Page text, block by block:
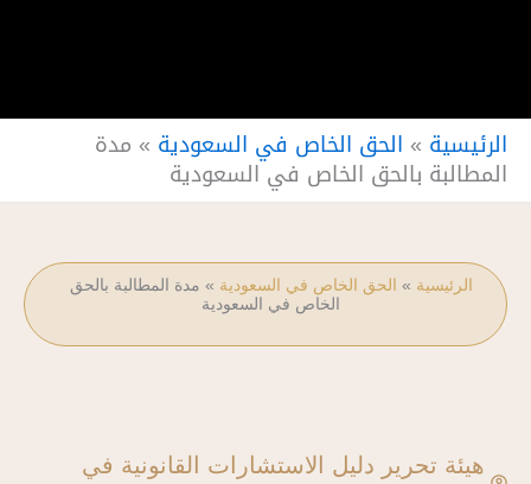
الرئيسية » الحق الخاص في السعودية » مدة
المطالبة بالحق الخاص في السعودية
الرئيسية » الحق الخاص في السعودية » مدة المطالبة بالحق
الخاص في السعودية
هيئة تحرير دليل الاستشارات القانونية في